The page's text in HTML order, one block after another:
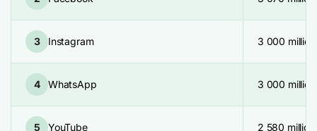
3 Instagram 3 000
4 WhatsApp 3 000
5 YouTube 2 580